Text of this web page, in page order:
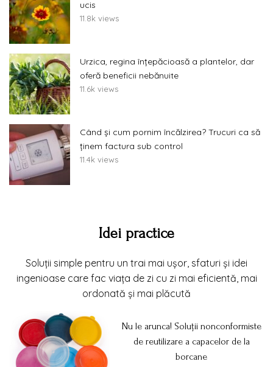
ucis
11.8k views
Urzica, regina înțepăcioasă a plantelor, dar
oferă beneficii nebănuite
11.6k views
Când și cum pornim încălzirea? Trucuri ca să
ținem factura sub control
11.4k views
Idei practice
Soluții simple pentru un trai mai ușor, sfaturi și idei
ingenioase care fac viața de zi cu zi mai eficientă, mai
ordonată și mai plăcută
Nu le arunca! Soluții nonconformiste
de reutilizare a capacelor de la
borcane